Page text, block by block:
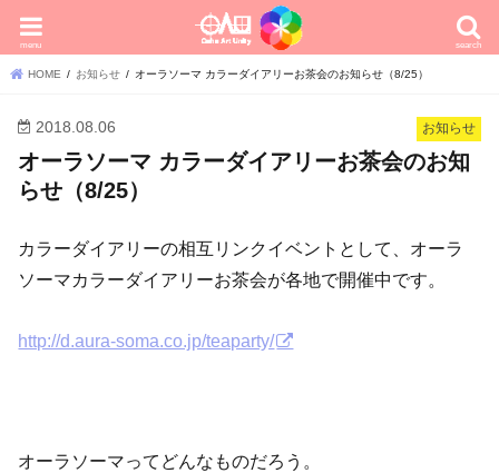
search
menu
HOME お知らせ オーラソーマ カラーダイアリーお茶会のお知らせ（8/25）
お知らせ
2018.08.06
オーラソーマ カラーダイアリーお茶会のお知
らせ（8/25）
カラーダイアリーの相互リンクイベントとして、オーラ
ソーマカラーダイアリーお茶会が各地で開催中です。
http://d.aura-soma.co.jp/teaparty/
オーラソーマってどんなものだろう。